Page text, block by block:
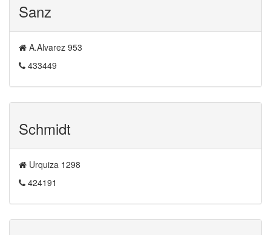
Sanz
A.Alvarez 953
433449
Schmidt
Urquiza 1298
424191